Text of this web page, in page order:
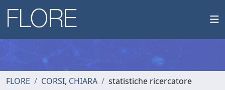
FLORE CORSI, CHIARA statistiche ricercatore